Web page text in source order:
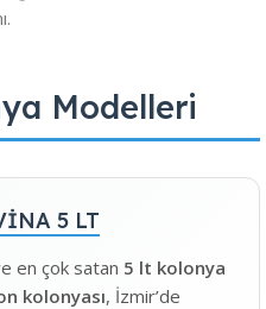
Modelleri
5 LT
en çok satan 5 lt kolonya
kolonyası, İzmir’de